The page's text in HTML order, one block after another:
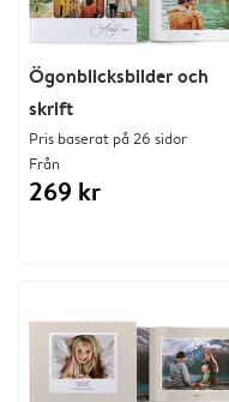
Ögonblicksbilder och
skrift
Pris baserat på 26 sidor
Från
269 kr